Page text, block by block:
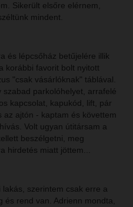
Sikerült elsőre elérnem,
mindent.
és lépcsőház betűjelére illik
korábbi favorit bolt nyitott
"csak vásárlóknak" táblával.
parkolóhelyet, arrafelé
kapcsolat, kapukód, lift, pár
ajtón - kaptam és követtem
Volt ugyan útitársam a
beszélgetni, meg
hirdetés miatt jöttem...
szerintem csak erre a
és rend van. Adrienn mondta,